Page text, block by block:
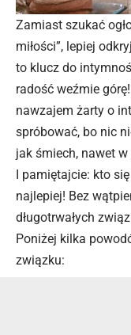
Zamiast szukać
miłości”, lepiej
to klucz do
radość weźmie
nawzajem żarty o
spróbować, bo nic
jak śmiech, nawet
I pamiętajcie: kto
najlepiej! Bez
długotrwałych
Poniżej kilka
związku: